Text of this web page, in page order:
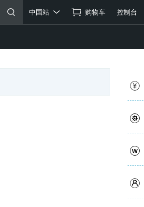
购物车 控制台
中国站